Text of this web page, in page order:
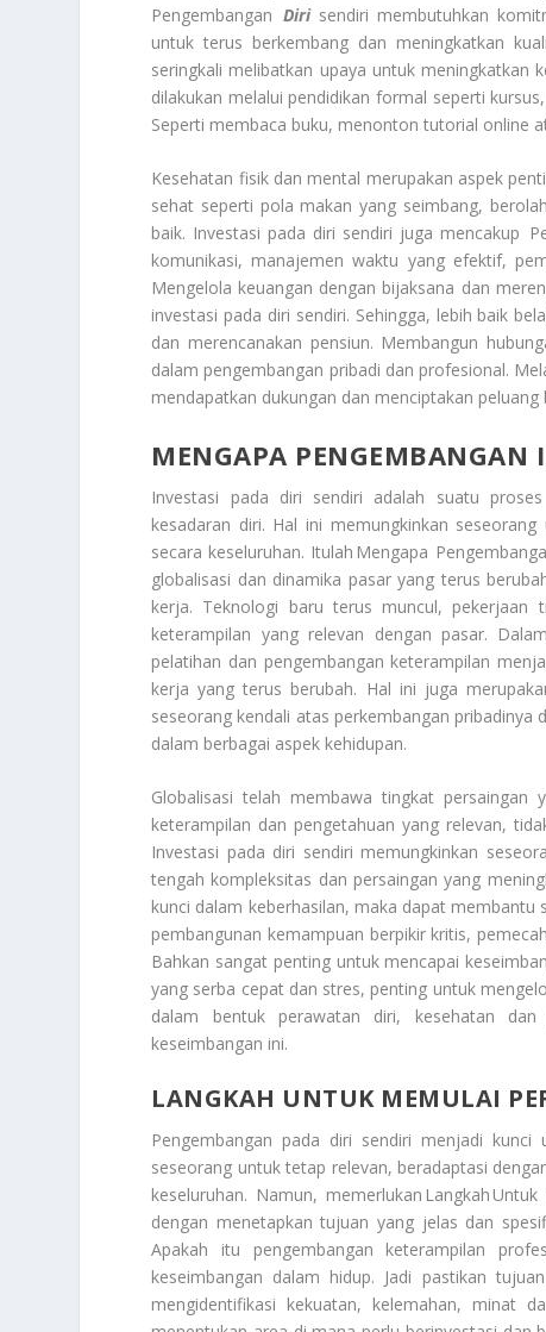
PengembanganDiri sendiri membutuhkan
untuk terus berkembang dan meningkatkan
seringkali melibatkan upaya untuk meningkatkan
dilakukan melalui pendidikan formal seperti
Seperti membaca buku, menonton tutorial online
Kesehatan fisik dan mental merupakan aspek
sehat seperti pola makan yang seimbang,
baik. Investasi pada diri sendiri juga mencakup
komunikasi, manajemen waktu yang efektif,
Mengelola keuangan dengan bijaksana dan
investasi pada diri sendiri. Sehingga, lebih baik
dan merencanakan pensiun. Membangun
dalam pengembangan pribadi dan profesional.
mendapatkan dukungan dan menciptakan peluang
MENGAPA
Investasi pada diri sendiri adalah suatu
kesadaran diri. Hal ini memungkinkan
secara keseluruhan. Itulah Mengapa
globalisasi dan dinamika pasar yang terus
kerja. Teknologi baru terus muncul, pekerjaan
keterampilan yang relevan dengan pasar.
pelatihan dan pengembangan keterampilan
kerja yang terus berubah. Hal ini juga
seseorang kendali atas perkembangan
dalam berbagai aspek kehidupan.
Globalisasi telah membawa tingkat persaingan
keterampilan dan pengetahuan yang relevan,
Investasi pada diri sendiri memungkinkan
tengah kompleksitas dan persaingan yang
kunci dalam keberhasilan, maka dapat
pembangunan kemampuan berpikir kritis,
Bahkan sangat penting untuk mencapai
yang serba cepat dan stres, penting untuk
dalam bentuk perawatan diri, kesehatan dan
keseimbangan ini.
LANGKAH UNTUK MEMULAI
Pengembangan pada diri sendiri menjadi kunci
seseorang untuk tetap relevan, beradaptasi
keseluruhan. Namun, memerlukan Langkah Untuk
dengan menetapkan tujuan yang jelas dan
Apakah itu pengembangan keterampilan
keseimbangan dalam hidup. Jadi pastikan
mengidentifikasi kekuatan, kelemahan, minat